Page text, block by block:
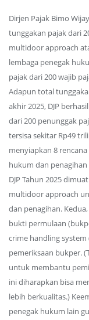
Dirjen Pajak Bimo
tunggakan pajak dari
multidoor approach
lembaga penegak
pajak dari 200 wajib
Adapun total
akhir 2025, DJP
dari 200 penunggak
tersisa sekitar Rp49
menyiapkan 8
hukum dan penagihan
DJP Tahun 2025
multidoor approach
dan penagihan.
bukti permulaan
crime handling
pemeriksaan bukper.
untuk membantu
ini diharapkan bisa
lebih berkualitas.)
penegak hukum lain